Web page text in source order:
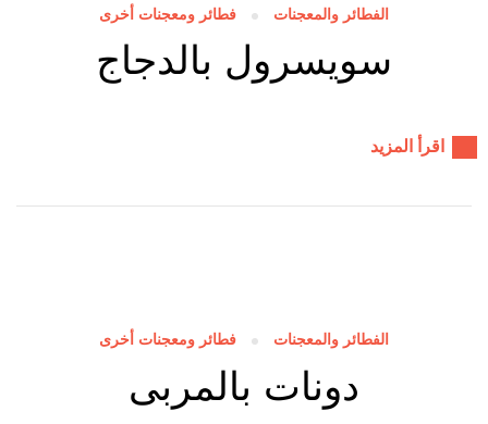
الفطائر والمعجنات فطائر ومعجنات أخرى
سويسرول بالدجاج
اقرأ المزيد
الفطائر والمعجنات فطائر ومعجنات أخرى
دونات بالمربى